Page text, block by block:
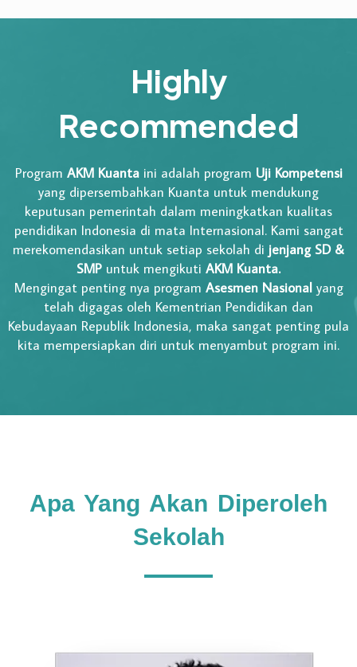
Highly
Recommended
Program AKM Kuantaini adalah program Uji Kompetensi
yang dipersembahkan Kuanta untuk mendukung
keputusan pemerintah dalam meningkatkan kualitas
pendidikan Indonesia di mata Internasional. Kami sangat
merekomendasikan untuk setiap sekolah di jenjang SD &
SMP untuk mengikuti AKM Kuanta.
Mengingat penting nya program Asesmen Nasional yang
telah digagas oleh Kementrian Pendidikan dan
Kebudayaan Republik Indonesia, maka sangat penting pula
kita mempersiapkan diri untuk menyambut program ini.
Apa Yang Akan Diperoleh
Sekolah